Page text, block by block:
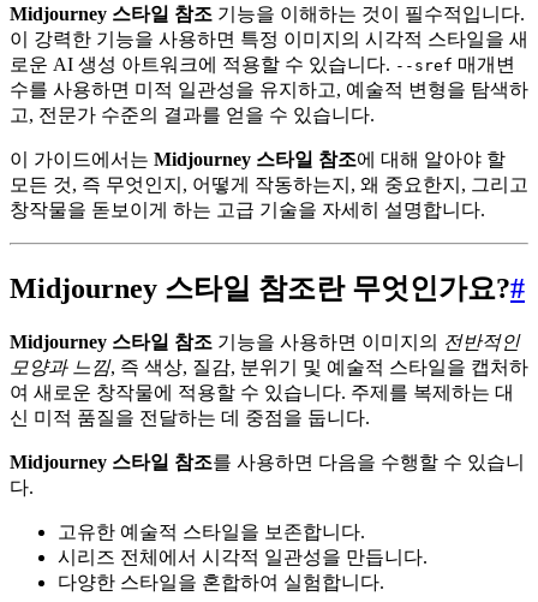
Midjourney 스타일 참조 기능을 이해하는 것이 필수적입니다.
이 강력한 기능을 사용하면 특정 이미지의 시각적 스타일을 새
로운 AI 생성 아트워크에 적용할 수 있습니다. --sref 매개변
수를 사용하면 미적 일관성을 유지하고, 예술적 변형을 탐색하
고, 전문가 수준의 결과를 얻을 수 있습니다.
이 가이드에서는 Midjourney 스타일 참조에 대해 알아야 할
모든 것, 즉 무엇인지, 어떻게 작동하는지, 왜 중요한지, 그리고
창작물을 돋보이게 하는 고급 기술을 자세히 설명합니다.
Midjourney 스타일 참조란 무엇인가요?#
Midjourney 스타일 참조 기능을 사용하면 이미지의 전반적인
모양과 느낌, 즉 색상, 질감, 분위기 및 예술적 스타일을 캡처하
여 새로운 창작물에 적용할 수 있습니다. 주제를 복제하는 대
신 미적 품질을 전달하는 데 중점을 둡니다.
Midjourney 스타일 참조를 사용하면 다음을 수행할 수 있습니
다.
고유한 예술적 스타일을 보존합니다.
시리즈 전체에서 시각적 일관성을 만듭니다.
다양한 스타일을 혼합하여 실험합니다.